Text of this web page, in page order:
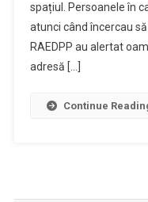
spațiul. Persoanele în
atunci când încercau
RAEDPP au alertat
adresă […]
Continue